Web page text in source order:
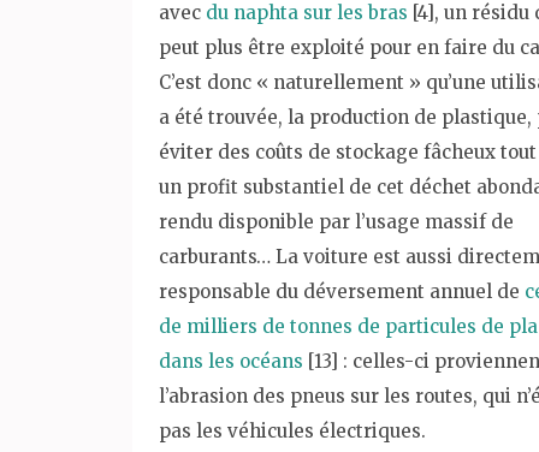
avec du naphta sur les bras [4], un résidu
peut plus être exploité pour en faire du
C’est donc « naturellement » qu’une
a été trouvée, la production de plastique,
éviter des coûts de stockage fâcheux
un profit substantiel de cet déchet
rendu disponible par l’usage massif de
carburants… La voiture est aussi
responsable du déversement annuel de
de milliers de tonnes de particules de
dans les océans [13] : celles-ci
l’abrasion des pneus sur les routes, qui
pas les véhicules électriques.